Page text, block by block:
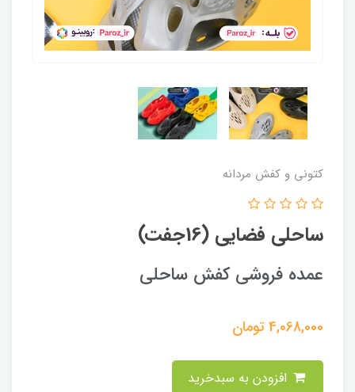
کتونی و کفش مردانه
ساحلی فضایی (16جفت)
عمده فروشی کفش ساحلی
4,068,000تومان